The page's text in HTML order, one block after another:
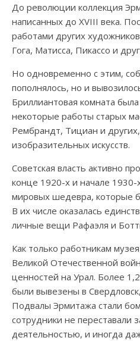
До революции коллекция
написанных до XVIII века.
работами других
Гога, Матисса, Пикассо и
Но одновременно с этим,
пополнялось, но и
Бриллиантовая комната
некоторые работы старых
Рембрандт, Тициан и
изобразительных искусств.
Советская власть активно
конце 1920-х и начале
мировых шедевра, которые
В их числе оказалась
личные вещи Рафаэля и
Как только работникам
Великой Отечественной
ценностей на Урал. Более
были вывезены в
Подвалы Эрмитажа стали
сотрудники не переставали
деятельностью, и иногда